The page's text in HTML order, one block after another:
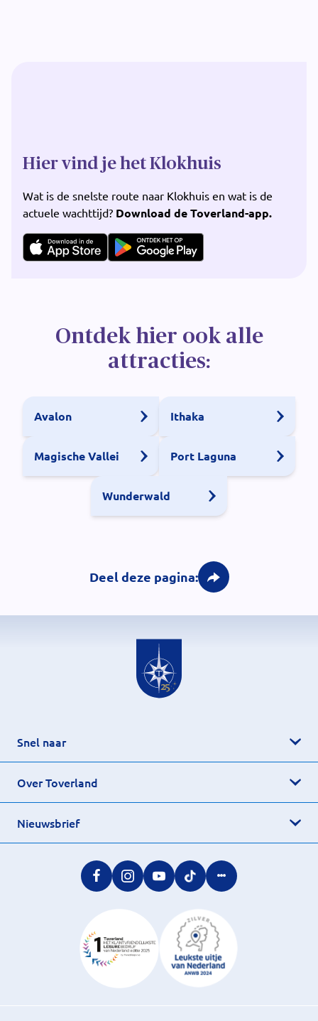
Hier vind je het Klokhuis
Wat is de snelste route naar Klokhuis en wat is de
actuele wachttijd? Download de Toverland-app.
Ontdek hier ook alle
attracties:
Avalon Ithaka
Magische Vallei Port Laguna
Wunderwald
Deel deze pagina:
Snel naar
Over Toverland
Nieuwsbrief